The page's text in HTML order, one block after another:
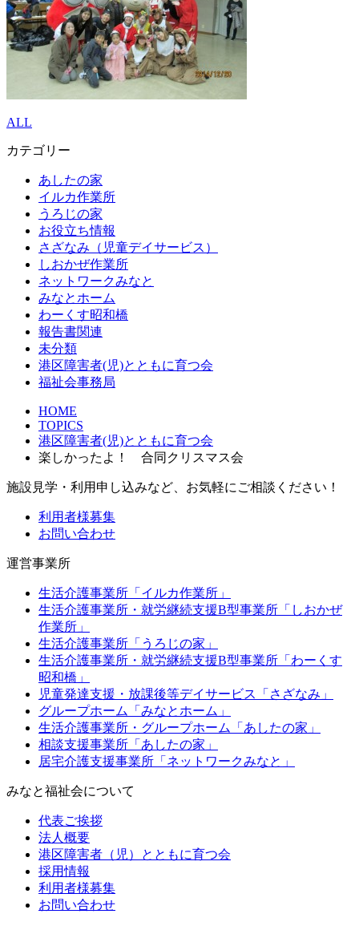
ALL
カテゴリー
あしたの家
イルカ作業所
うろじの家
お役立ち情報
さざなみ（児童デイサービス）
しおかぜ作業所
ネットワークみなと
みなとホーム
わーくす昭和橋
報告書関連
未分類
港区障害者(児)とともに育つ会
福祉会事務局
HOME
TOPICS
港区障害者(児)とともに育つ会
楽しかったよ！ 合同クリスマス会
施設見学・利用申し込みなど、お気軽にご相談ください！
利用者様募集
お問い合わせ
運営事業所
生活介護事業所「イルカ作業所」
生活介護事業所・就労継続支援B型事業所「しおかぜ
作業所」
生活介護事業所「うろじの家」
生活介護事業所・就労継続支援B型事業所「わーくす
昭和橋」
児童発達支援・放課後等デイサービス「さざなみ」
グループホーム「みなとホーム」
生活介護事業所・グループホーム「あしたの家」
相談支援事業所「あしたの家」
居宅介護支援事業所「ネットワークみなと」
みなと福祉会について
代表ご挨拶
法人概要
港区障害者（児）とともに育つ会
採用情報
利用者様募集
お問い合わせ